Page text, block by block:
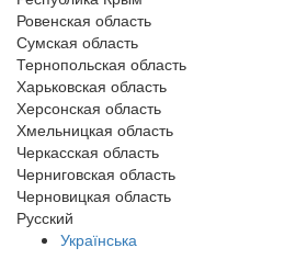
Ровенская область
Сумская область
Тернопольская область
Харьковская область
Херсонская область
Хмельницкая область
Черкасская область
Черниговская область
Черновицкая область
Русский
Українська